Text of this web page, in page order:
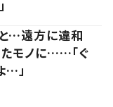
…遠方に違和
たモノに……「ぐ
…」